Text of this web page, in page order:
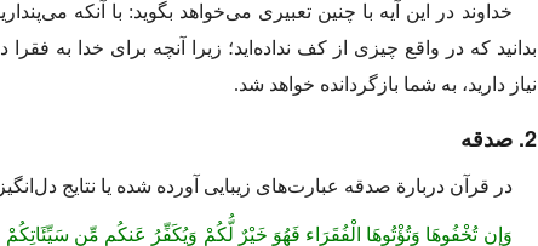
خداوند در این آیه با چنین تعبیری می‌خواهد بگوید: با آنكه
بدانید كه در واقع چیزی از كف نداده‌اید؛ زیرا آنچه برای خدا به
نیاز دارید، به شما بازگردانده خواهد شد.
2. صدقه
در قرآن دربارة صدقه عبارت‌های زیبایی آورده شده یا نتایج
وَإِن تُخْفُوهَا وَتُؤْتُوهَا الْفُقَرَاء فَهُوَ خَیْرٌ لُّكُمْ وَیُكَفِّرُ عَنكُم مِّن سَیِّئَاتِكُمْ